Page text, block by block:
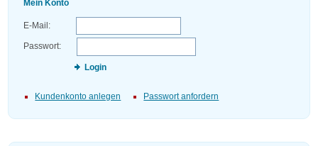
Mein Konto
E-Mail:
Passwort:
Login
Kundenkonto anlegen Passwort anfordern